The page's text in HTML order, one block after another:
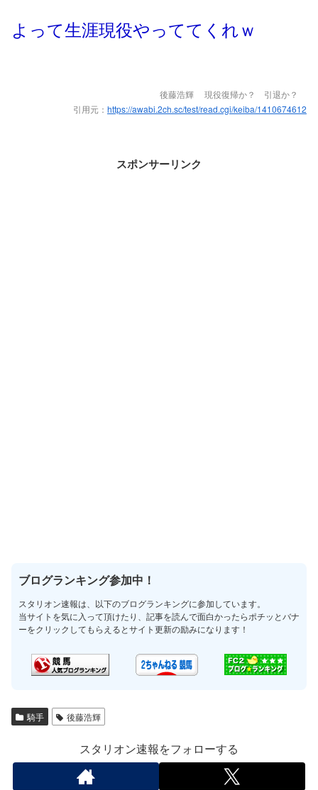
よって生涯現役やっててくれｗ
後藤浩輝 現役復帰か？ 引退か？
引用元： https://awabi.2ch.sc/test/read.cgi/keiba/1410674612
スポンサーリンク
ブログランキング参加中！
スタリオン速報は、以下のブログランキングに参加しています。
当サイトを気に入って頂けたり、記事を読んで面白かったらポチッとバナ
ーをクリックしてもらえるとサイト更新の励みになります！
騎手 後藤浩輝
スタリオン速報をフォローする